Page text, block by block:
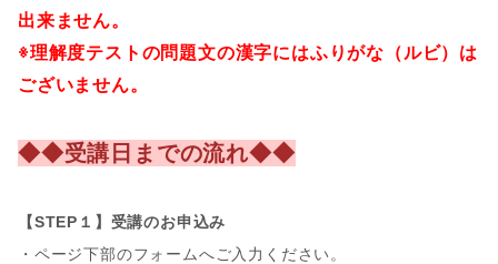
出来ません。
※理解度テストの問題文の漢字にはふりがな（ルビ）は
ございません。
◆◆受講日までの流れ◆◆
【STEP１】受講のお申込み
・ページ下部のフォームへご入力ください。